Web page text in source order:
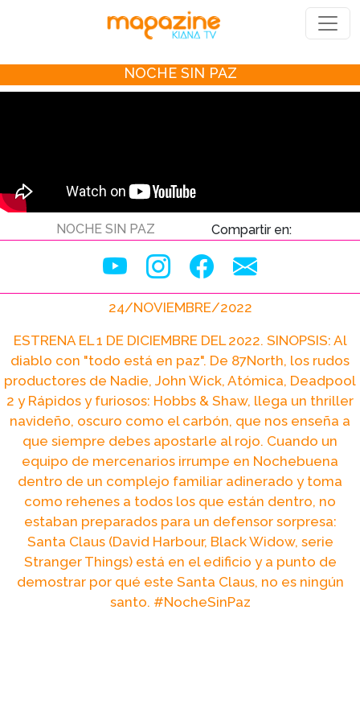
NOCHE SIN PAZ
NOCHE SIN PAZ Compartir en:
24/NOVIEMBRE/2022
ESTRENA EL 1 DE DICIEMBRE DEL 2022. SINOPSIS: Al
diablo con "todo está en paz". De 87North, los rudos
productores de Nadie, John Wick, Atómica, Deadpool
2 y Rápidos y furiosos: Hobbs & Shaw, llega un thriller
navideño, oscuro como el carbón, que nos enseña a
que siempre debes apostarle al rojo. Cuando un
equipo de mercenarios irrumpe en Nochebuena
dentro de un complejo familiar adinerado y toma
como rehenes a todos los que están dentro, no
estaban preparados para un defensor sorpresa:
Santa Claus (David Harbour, Black Widow, serie
Stranger Things) está en el edificio y a punto de
demostrar por qué este Santa Claus, no es ningún
santo. #NocheSinPaz